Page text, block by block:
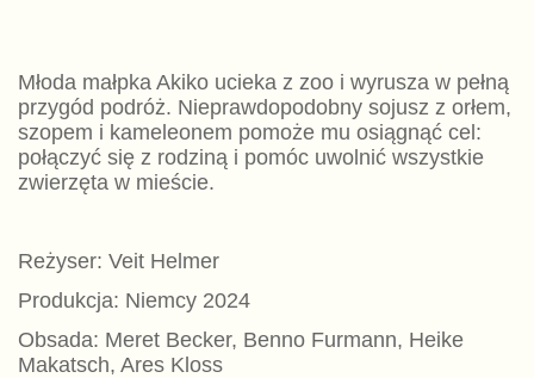
Młoda małpka Akiko ucieka z zoo i wyrusza w pełną
przygód podróż. Nieprawdopodobny sojusz z orłem,
szopem i kameleonem pomoże mu osiągnąć cel:
połączyć się z rodziną i pomóc uwolnić wszystkie
zwierzęta w mieście.
Reżyser: Veit Helmer
Produkcja: Niemcy 2024
Obsada: Meret Becker, Benno Furmann, Heike
Makatsch, Ares Kloss